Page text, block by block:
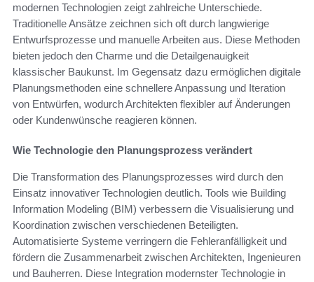
modernen Technologien zeigt zahlreiche Unterschiede.
Traditionelle Ansätze zeichnen sich oft durch langwierige
Entwurfsprozesse und manuelle Arbeiten aus. Diese Methoden
bieten jedoch den Charme und die Detailgenauigkeit
klassischer Baukunst. Im Gegensatz dazu ermöglichen digitale
Planungsmethoden eine schnellere Anpassung und Iteration
von Entwürfen, wodurch Architekten flexibler auf Änderungen
oder Kundenwünsche reagieren können.
Wie Technologie den Planungsprozess verändert
Die Transformation des Planungsprozesses wird durch den
Einsatz innovativer Technologien deutlich. Tools wie Building
Information Modeling (BIM) verbessern die Visualisierung und
Koordination zwischen verschiedenen Beteiligten.
Automatisierte Systeme verringern die Fehleranfälligkeit und
fördern die Zusammenarbeit zwischen Architekten, Ingenieuren
und Bauherren. Diese Integration modernster Technologie in